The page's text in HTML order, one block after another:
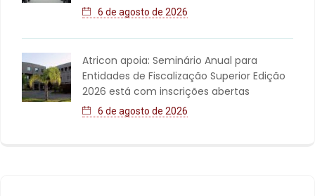
6 de agosto de 2026
Atricon apoia: Seminário Anual para
Entidades de Fiscalização Superior Edição
2026 está com inscrições abertas
6 de agosto de 2026